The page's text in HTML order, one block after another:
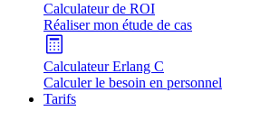
Calculateur de ROI
Réaliser mon étude de cas
Calculateur Erlang C
Calculer le besoin en personnel
Tarifs